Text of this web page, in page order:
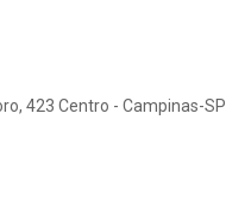
423 Centro - Campinas-SP